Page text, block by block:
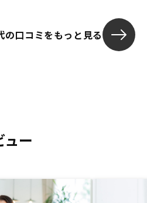
の口コミをもっと見る
ュー